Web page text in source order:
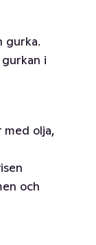
gurka.
i
med olja,
och